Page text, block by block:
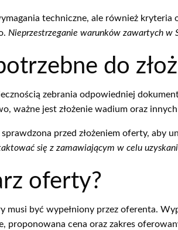
techniczne, ale również
Nieprzestrzeganie warunków zawartych w
do
zebrania odpowiedniej
ważne jest złożenie wadium oraz
przed złożeniem oferty, aby
się z zamawiającym w celu
oferty?
być wypełniony przez oferenta.
cena oraz zakres